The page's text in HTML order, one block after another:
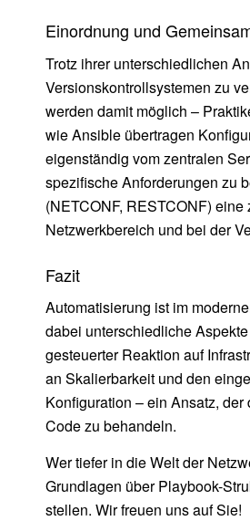
Einordnung und
Trotz ihrer unterschiedlichen
Versionskontrollsystemen zu
werden damit möglich –
wie Ansible übertragen
eigenständig vom zentralen
spezifische Anforderungen zu
(NETCONF, RESTCONF)
Netzwerkbereich und bei der
Fazit
Automatisierung ist im
dabei unterschiedliche
gesteuerter Reaktion auf
an Skalierbarkeit und den
Konfiguration – ein Ansatz,
Code zu behandeln.
Wer tiefer in die Welt der
Grundlagen über Playbook-
stellen. Wir freuen uns auf Sie!